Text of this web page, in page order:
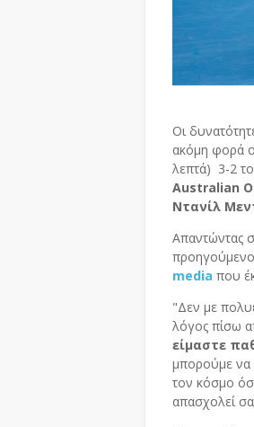
Οι
ακόμη φορά ο
λεπτά) 3-2
Australian
Ντανίλ
Απαντώντας
προηγούμενο
media που
"Δεν με
λόγος πίσω
είμαστε
μπορούμε
τον κόσμο
απασχολεί